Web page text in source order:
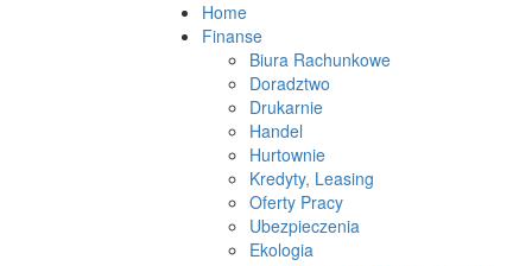
Home
Finanse
Biura Rachunkowe
Doradztwo
Drukarnie
Handel
Hurtownie
Kredyty, Leasing
Oferty Pracy
Ubezpieczenia
Ekologia